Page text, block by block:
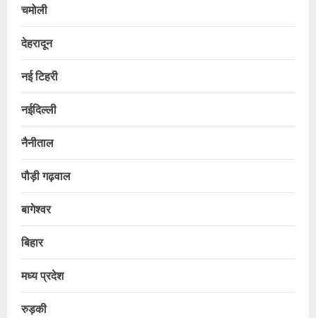
चमोली
देहरादून
नई टिहरी
नईदिल्ली
नैनीताल
पौड़ी गढ़वाल
बागेश्वर
बिहार
मध्य प्रदेश
रुड़की